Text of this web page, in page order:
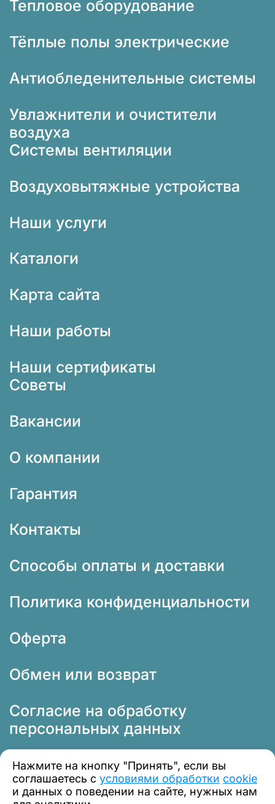
Тепловое оборудование
Тёплые полы электрические
Антиобледенительные системы
Увлажнители и очистители
воздуха
Системы вентиляции
Воздуховытяжные устройства
Наши услуги
Каталоги
Карта сайта
Наши работы
Наши сертификаты
Советы
Вакансии
О компании
Гарантия
Контакты
Способы оплаты и доставки
Политика конфиденциальности
Оферта
Обмен или возврат
Согласие на обработку
персональных данных
Нажмите на кнопку "Принять", если вы
соглашаетесь с условиями обработки cookie
и данных о поведении на сайте, нужных нам